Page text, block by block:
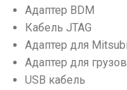
Адаптер BDM
Кабель JTAG
Адаптер для
Адаптер для
USB кабель